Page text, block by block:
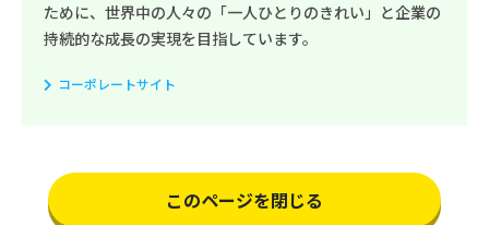
ために、世界中の人々の「一人ひとりのきれい」と企業の
持続的な成長の実現を目指しています。
コーポレートサイト
このページを閉じる